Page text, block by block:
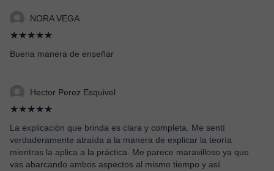
NORA VEGA
★★★★★
Buena manera de enseñar
Hector Perez Esquivel
★★★★★
La explicación que brinda es clara y completa. Me sentí
verdaderamente atraída a la manera de explicar la teoría
mientras la aplica a la práctica. Me parece maravilloso ya que
vas abarcando ambos aspectos al mismo tiempo y así